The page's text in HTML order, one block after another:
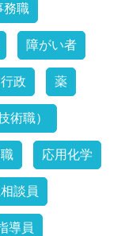
務職
障がい者
政 薬
術職）
応用化学
談員
導員